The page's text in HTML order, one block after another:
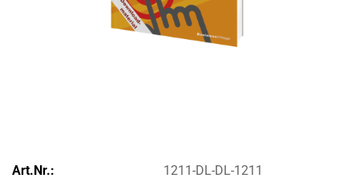
Art.Nr.:
1211-DL-DL-1211